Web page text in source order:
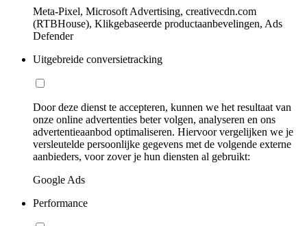
Meta-Pixel, Microsoft Advertising, creativecdn.com
(RTBHouse), Klikgebaseerde productaanbevelingen, Ads
Defender
Uitgebreide conversietracking
Door deze dienst te accepteren, kunnen we het resultaat van
onze online advertenties beter volgen, analyseren en ons
advertentieaanbod optimaliseren. Hiervoor vergelijken we je
versleutelde persoonlijke gegevens met de volgende externe
aanbieders, voor zover je hun diensten al gebruikt:
Google Ads
Performance